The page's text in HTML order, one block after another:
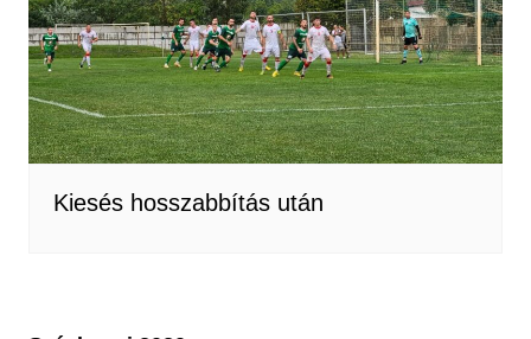
Kiesés hosszabbítás után